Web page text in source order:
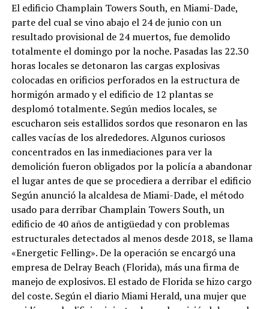
El edificio Champlain Towers South, en Miami-Dade,
parte del cual se vino abajo el 24 de junio con un
resultado provisional de 24 muertos, fue demolido
totalmente el domingo por la noche. Pasadas las 22.30
horas locales se detonaron las cargas explosivas
colocadas en orificios perforados en la estructura de
hormigón armado y el edificio de 12 plantas se
desplomó totalmente. Según medios locales, se
escucharon seis estallidos sordos que resonaron en las
calles vacías de los alrededores. Algunos curiosos
concentrados en las inmediaciones para ver la
demolición fueron obligados por la policía a abandonar
el lugar antes de que se procediera a derribar el edificio
Según anunció la alcaldesa de Miami-Dade, el método
usado para derribar Champlain Towers South, un
edificio de 40 años de antigüedad y con problemas
estructurales detectados al menos desde 2018, se llama
«Energetic Felling». De la operación se encargó una
empresa de Delray Beach (Florida), más una firma de
manejo de explosivos. El estado de Florida se hizo cargo
del coste. Según el diario Miami Herald, una mujer que